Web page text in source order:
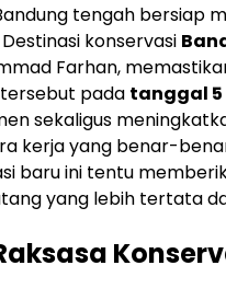
tengah bersiap
konservasi
Farhan,
pada tanggal 5
sekaligus
kerja yang benar-
baru ini tentu
yang lebih tertata